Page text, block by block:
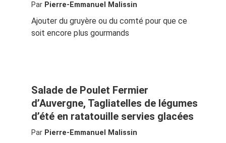
Par Pierre-Emmanuel Malissin
Ajouter du gruyère ou du comté pour que ce
soit encore plus gourmands
Salade de Poulet Fermier
d’Auvergne, Tagliatelles de légumes
d’été en ratatouille servies glacées
Par Pierre-Emmanuel Malissin